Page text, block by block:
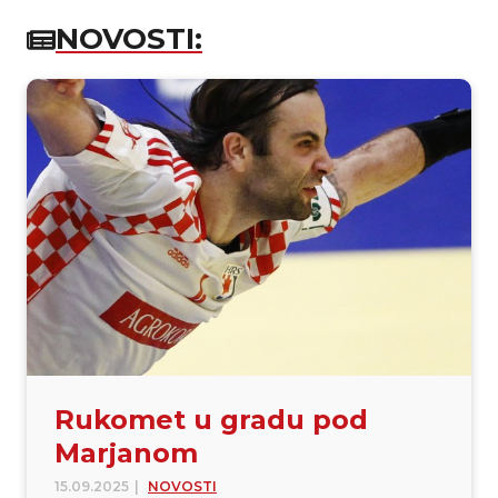
NOVOSTI:
Rukomet u gradu pod
Marjanom
15.09.2025 NOVOSTI